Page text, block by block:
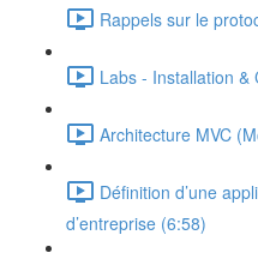
Rappels sur le
Labs - Installation &
Architecture MVC
Définition d’une
d’entreprise (6:58)